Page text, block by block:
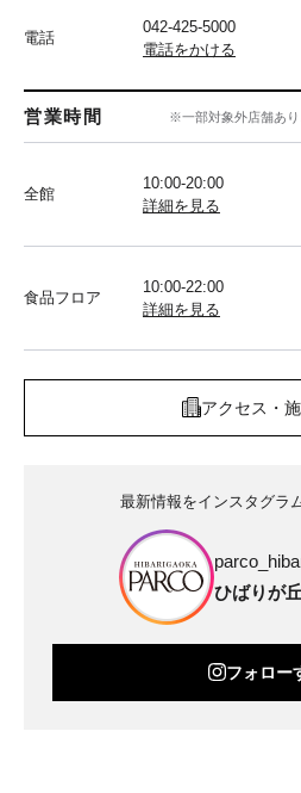
電話
042-425-5000
電話をかける
営業時間 ※一部対象外店舗あり
全館
10:00-20:00
詳細を見る
食品フロア
10:00-22:00
詳細を見る
アクセス・
最新情報をインスタグラ
ひばりが
フォロー